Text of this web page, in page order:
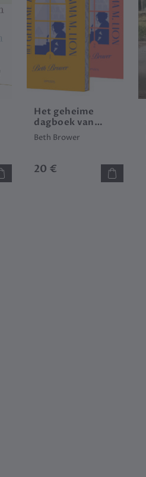
Het geheime
dagboek van
Emma M. Lion
(set)
Beth Brower
20 €